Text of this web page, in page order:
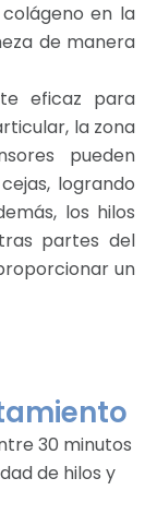
en la
de manera
eficaz para
la zona
pueden
logrando
los hilos
partes del
un
30 minutos
de hilos y